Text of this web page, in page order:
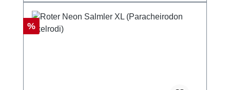
Rabatt
%